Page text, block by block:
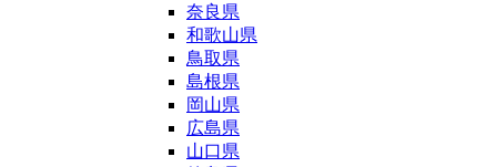
奈良県
和歌山県
鳥取県
島根県
岡山県
広島県
山口県